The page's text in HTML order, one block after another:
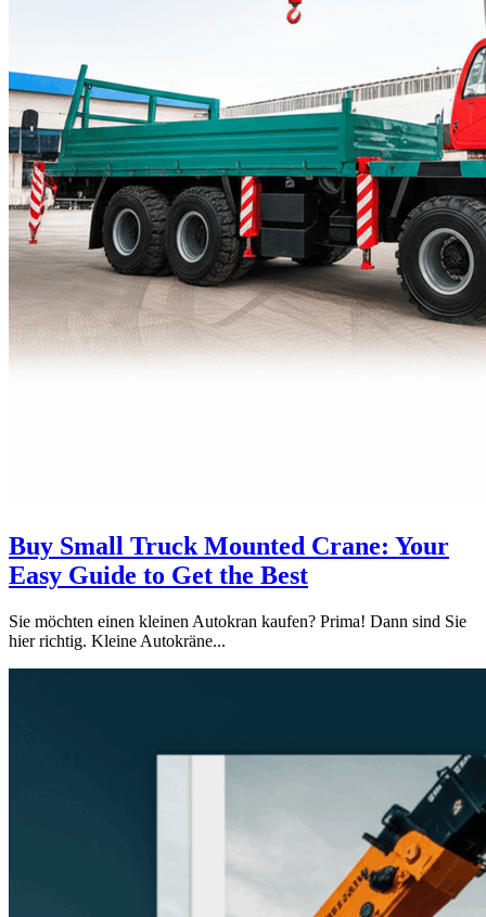
Buy Small Truck Mounted Crane: Your
Easy Guide to Get the Best
Sie möchten einen kleinen Autokran kaufen? Prima! Dann sind Sie
hier richtig. Kleine Autokräne...